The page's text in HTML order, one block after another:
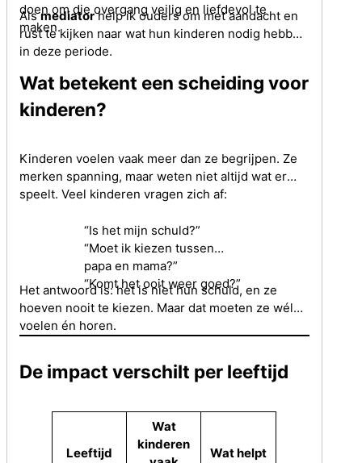
doen om die overgang veilig en liefdevol te
maken.
Alsmediatorhelp ik ouders om met aandacht en
rust te kijken naar wat hun kinderen nodig hebben
in deze periode.
Wat betekent een scheiding voor
kinderen?
Kinderen voelen vaak meer dan ze begrijpen. Ze
merken spanning, maar weten niet altijd wat er
speelt. Veel kinderen vragen zich af:
“Is het mijn schuld?”
“Moet ik kiezen tussen
papa en mama?”
“Komt het ooit weer goed?”
Het antwoord is: het is níet hun schuld, en ze
hoeven nooit te kiezen. Maar dat moeten ze wél
voelen én horen.
De impact verschilt per leeftijd
Leeftijd
Wat
kinderen
Wat helpt